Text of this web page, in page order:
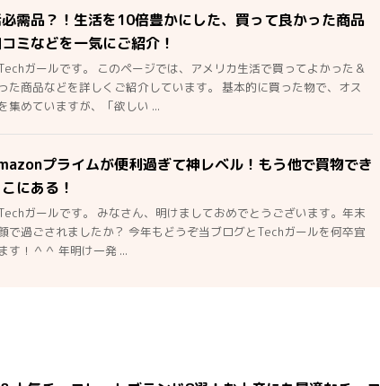
需品？！生活を10倍豊かにした、買って良かった商品
ミなどを一気にご紹介！
ガールです。 このページでは、アメリカ生活で買ってよかった＆
た商品などを詳しくご紹介しています。 基本的に買った物で、オス
集めていますが、「欲しい ...
プライムが便利過ぎて神レベル！もう他で買物でき
にある！
ガールです。 みなさん、明けましておめでとうございます。年末
で過ごされましたか？ 今年もどうぞ当ブログとTechガールを何卒宜
す！＾＾ 年明け一発 ...